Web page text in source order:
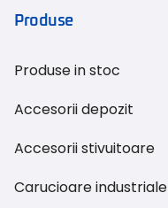
Produse
Produse in stoc
Accesorii depozit
Accesorii stivuitoare
Carucioare industriale